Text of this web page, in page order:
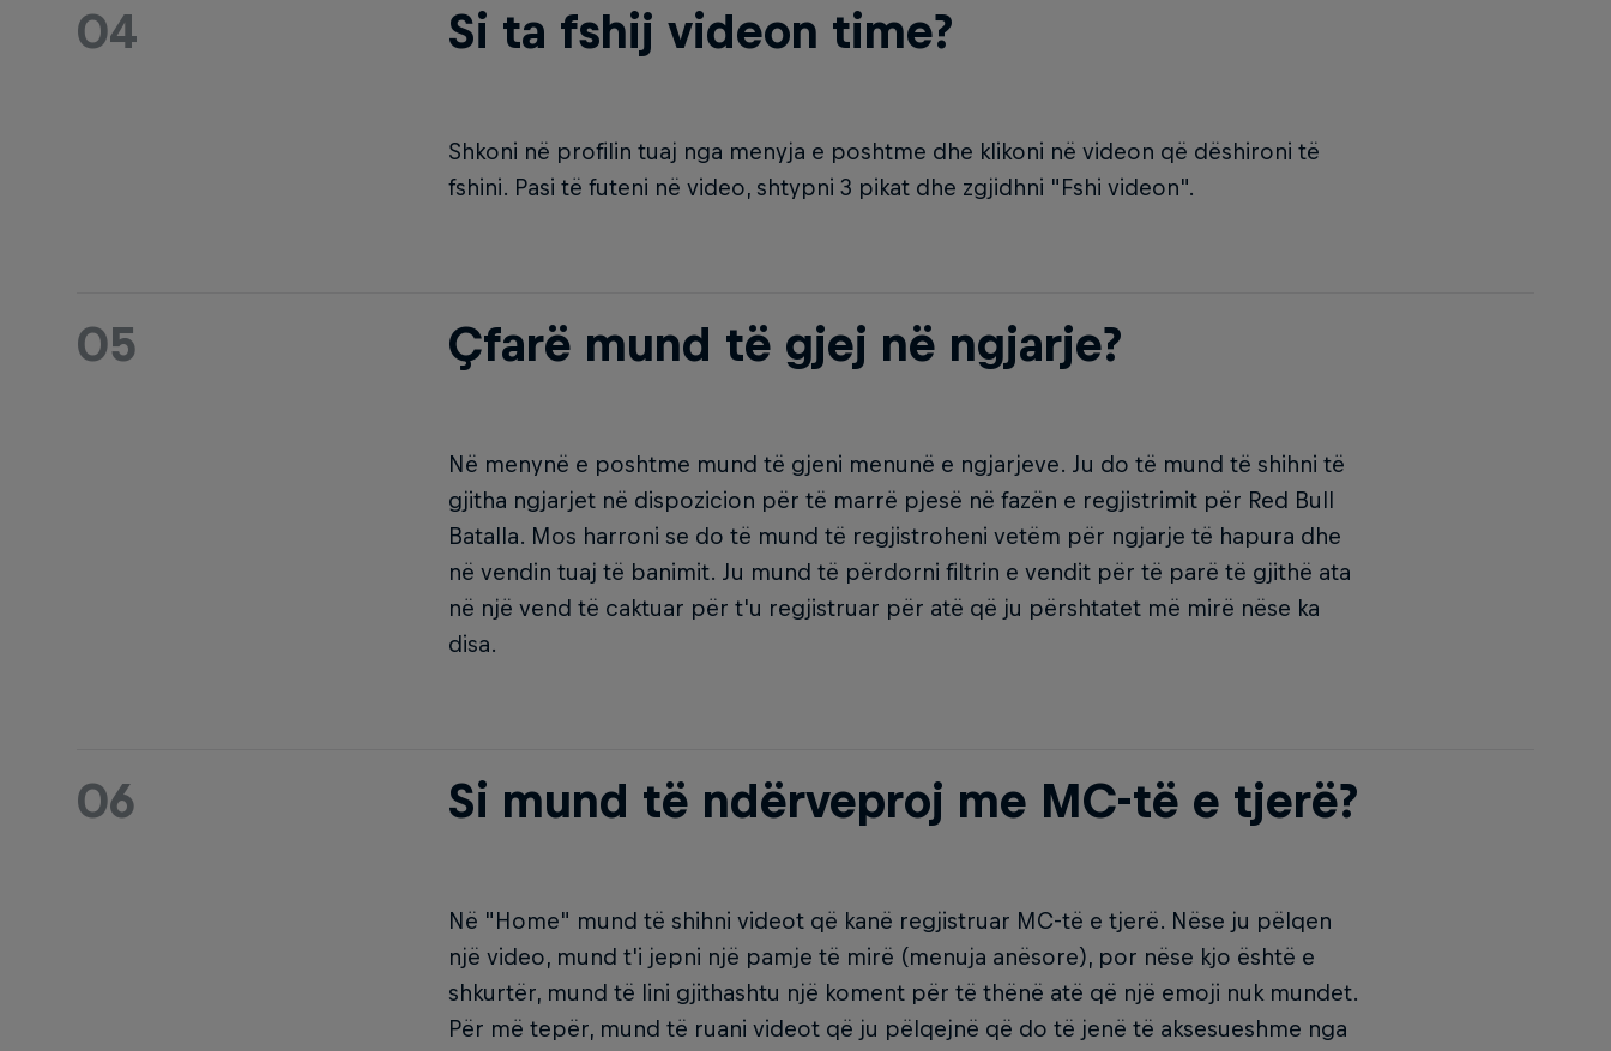
04 Si ta fshij videon time?
Shkoni në profilin tuaj nga menyja e poshtme dhe klikoni në videon që dëshironi të
fshini. Pasi të futeni në video, shtypni 3 pikat dhe zgjidhni "Fshi videon".
05 Çfarë mund të gjej në ngjarje?
Në menynë e poshtme mund të gjeni menunë e ngjarjeve. Ju do të mund të shihni të
gjitha ngjarjet në dispozicion për të marrë pjesë në fazën e regjistrimit për Red Bull
Batalla. Mos harroni se do të mund të regjistroheni vetëm për ngjarje të hapura dhe
në vendin tuaj të banimit. Ju mund të përdorni filtrin e vendit për të parë të gjithë ata
në një vend të caktuar për t'u regjistruar për atë që ju përshtatet më mirë nëse ka
disa.
06 Si mund të ndërveproj me MC-të e tjerë?
Në "Home" mund të shihni videot që kanë regjistruar MC-të e tjerë. Nëse ju pëlqen
një video, mund t'i jepni një pamje të mirë (menuja anësore), por nëse kjo është e
shkurtër, mund të lini gjithashtu një koment për të thënë atë që një emoji nuk mundet.
Për më tepër, mund të ruani videot që ju pëlqejnë që do të jenë të aksesueshme nga